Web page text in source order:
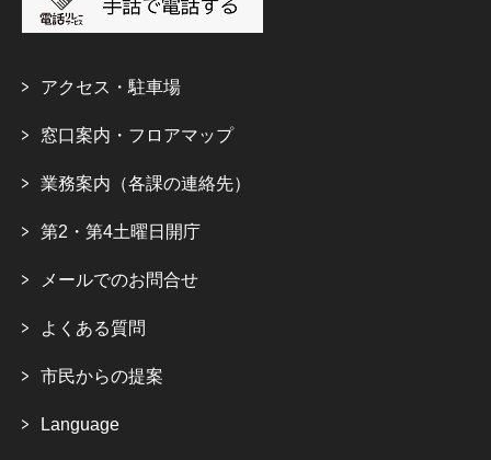
アクセス・駐車場
窓口案内・フロアマップ
業務案内（各課の連絡先）
第2・第4土曜日開庁
メールでのお問合せ
よくある質問
市民からの提案
Language